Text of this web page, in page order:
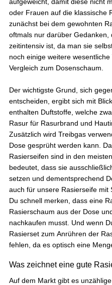
oder Frauen auf die klassische
zunächst bei dem gewohnten
oftmals nur darüber Gedanken,
zeitintensiv ist, da man sie
noch einige weitere
Vergleich zum Dosenschaum.
Der wichtigste Grund, sich
entscheiden, ergibt sich mit
enthalten Duftstoffe, welche
Rasur für Rasurbrand und
Zusätzlich wird Treibgas
Dose gesprüht werden kann.
Rasierseifen sind in den
bedeutet, dass sie
setzen und dementsprechend
auch für unsere Rasierseife
Du schnell merken, dass eine
Rasierschaum aus der Dose
nachkaufen musst. Und wenn
Rasierset zum Anrühren der
fehlen, da es optisch eine
Was zeichnet eine gute
Auf dem Markt gibt es